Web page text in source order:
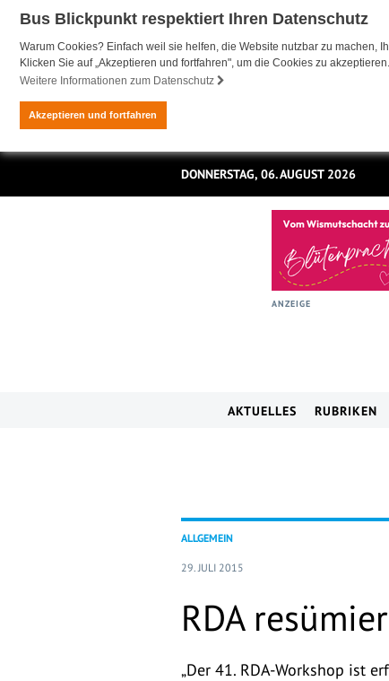
Bus Blickpunkt respektiert Ihren Datenschutz
Warum Cookies? Einfach weil sie helfen, die Website nutzbar zu machen,
Klicken Sie auf „Akzeptieren und fortfahren", um die Cookies zu akzeptieren.
Weitere Informationen zum Datenschutz
Akzeptieren und fortfahren
DONNERSTAG, 06. AUGUST 2026
ANZEIGE
AKTUELLES RUBRIKEN
ALLGEMEIN
29. JULI 2015
RDA
„Der 41. RDA-Workshop ist